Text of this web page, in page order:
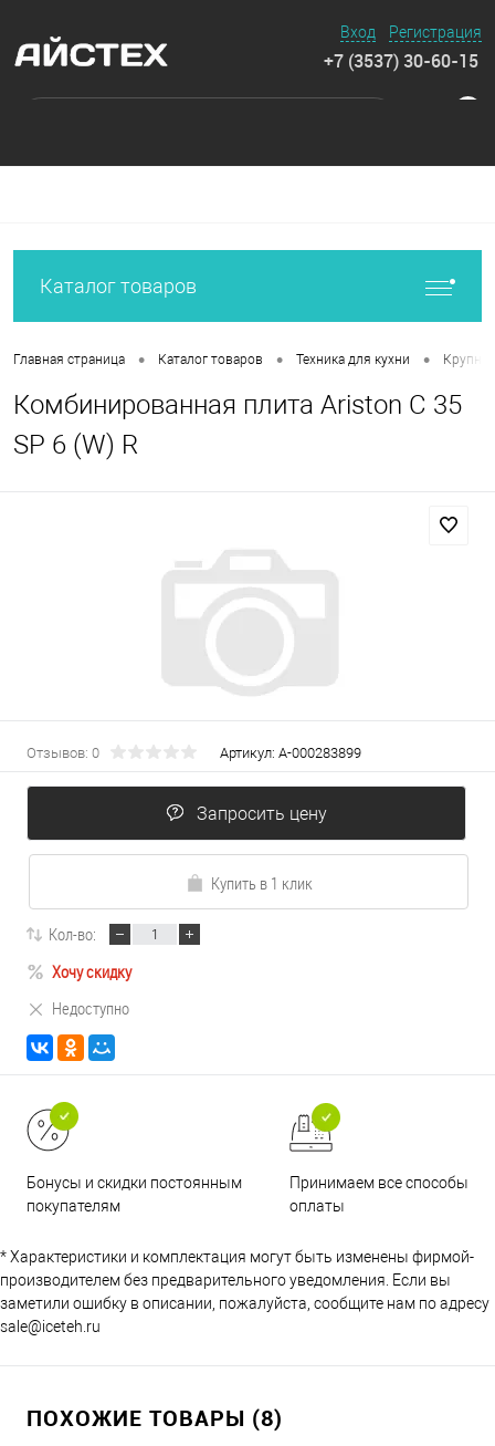
Вход Регистрация
+7 (3537) 30-60-15
Каталог товаров
Главная страница • Каталог товаров • Техника для кухни •
Комбинированная плита Ariston C 35
SP 6 (W) R
Отзывов: 0 Артикул: А-000283899
Запросить цену
Купить в 1 клик
Кол-во:
Хочу скидку
Недоступно
Бонусы и скидки постоянным
покупателям
Принимаем все способы
оплаты
* Характеристики и комплектация могут быть изменены фирмой-
производителем без предварительного уведомления. Если вы
заметили ошибку в описании, пожалуйста, сообщите нам по адресу
sale@iceteh.ru
ПОХОЖИЕ ТОВАРЫ (8)